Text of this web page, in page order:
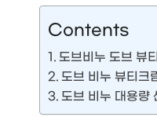
Contents
도브비누 도브 뷰
도브 비누 뷰티크
도브 비누 대용량